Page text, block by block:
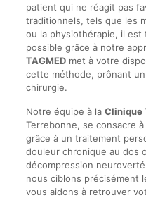
patient qui ne réagit pas
traditionnels, tels que les
ou la physiothérapie, il est
possible grâce à notre
TAGMEDmet à votre
cette méthode, prônant
chirurgie.
Notre équipe à la Clinique
Terrebonne, se consacre
grâce à un traitement
douleur chronique au dos
décompression
nous ciblons précisément
vous aidons à retrouver